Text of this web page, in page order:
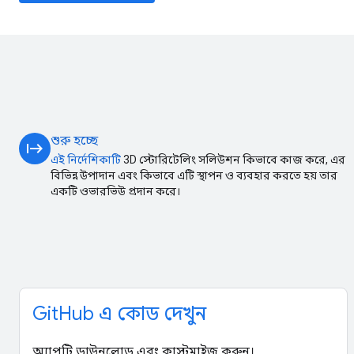
start শুরু হচ্ছে
এই নির্দেশিকাটি3D স্টোরিটেলিং সলিউশন কিভাবে কাজ করে, এর
বিভিন্ন উপাদান এবং কিভাবে এটি স্থাপন ও ব্যবহার করতে হয় তার
একটি ওভারভিউ প্রদান করে।
GitHub এ কোড দেখুন